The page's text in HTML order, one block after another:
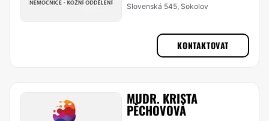
Slovenská 545, Sokolov
KONTAKTOVAT
MUDR. KRISTA
PĚCHOVOVÁ